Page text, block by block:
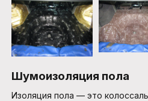
Шумоизоляция пола
Изоляция пола — это